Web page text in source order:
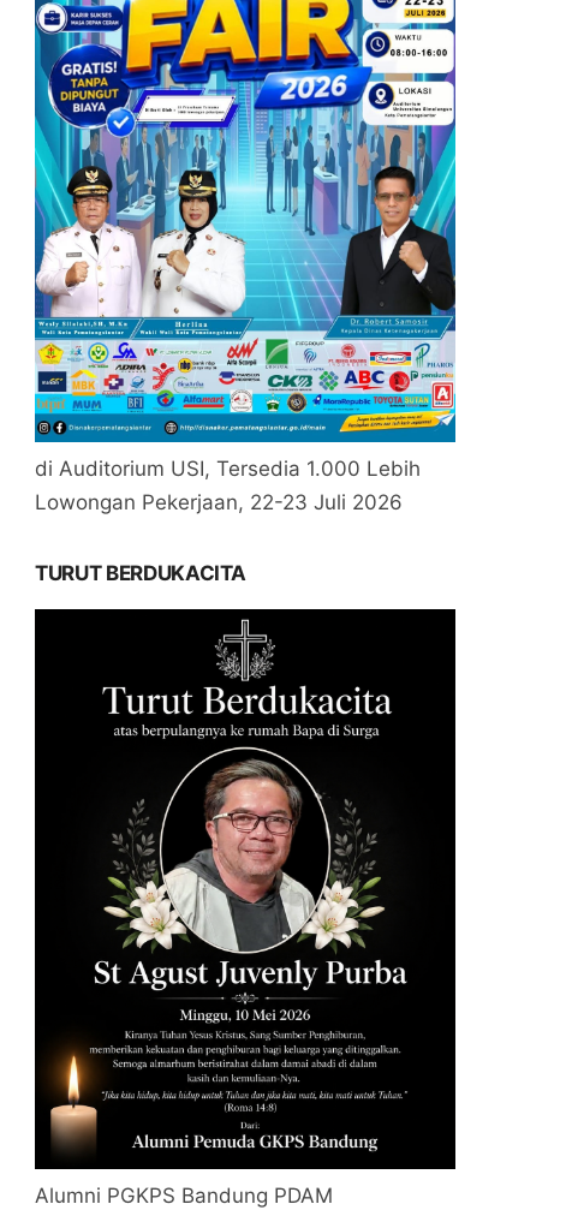
di Auditorium USI, Tersedia 1.000 Lebih
Lowongan Pekerjaan, 22-23 Juli 2026
TURUT BERDUKACITA
Alumni PGKPS Bandung PDAM